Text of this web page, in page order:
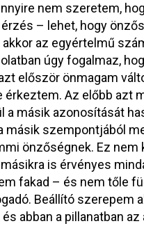
nem szeretem,
– lehet, hogy
az egyértelmű
úgy fogalmaz,
először önmagam
Az előbb azt
a másik azonosítását
másik szempontjából
önzőségnek. Ez
is érvényes
fakad – és nem tőle
Beállító szerepem
abban a pillanatban